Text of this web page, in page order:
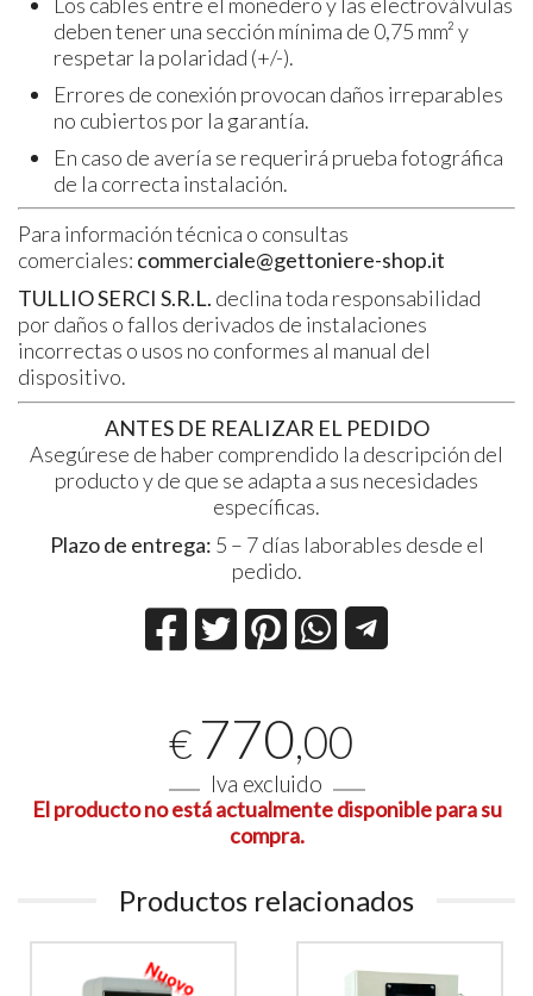
deben tener una sección mínima de 0,75 mm² y
respetar la polaridad (+/-).
Errores de conexión provocan daños irreparables
no cubiertos por la garantía.
En caso de avería se requerirá prueba fotográfica
de la correcta instalación.
Para información técnica o consultas
comerciales: commerciale@gettoniere-shop.it
TULLIO SERCI S.R.L. declina toda responsabilidad
por daños o fallos derivados de instalaciones
incorrectas o usos no conformes al manual del
dispositivo.
ANTES DE REALIZAR EL PEDIDO
Asegúrese de haber comprendido la descripción del
producto y de que se adapta a sus necesidades
específicas.
Plazo de entrega: 5 – 7 días laborables desde el
pedido.
€ 770,00
Iva excluido
El producto no está actualmente disponible para su
compra.
Productos relacionados